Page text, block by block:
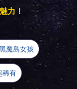
力！
魔島女孩
稀有